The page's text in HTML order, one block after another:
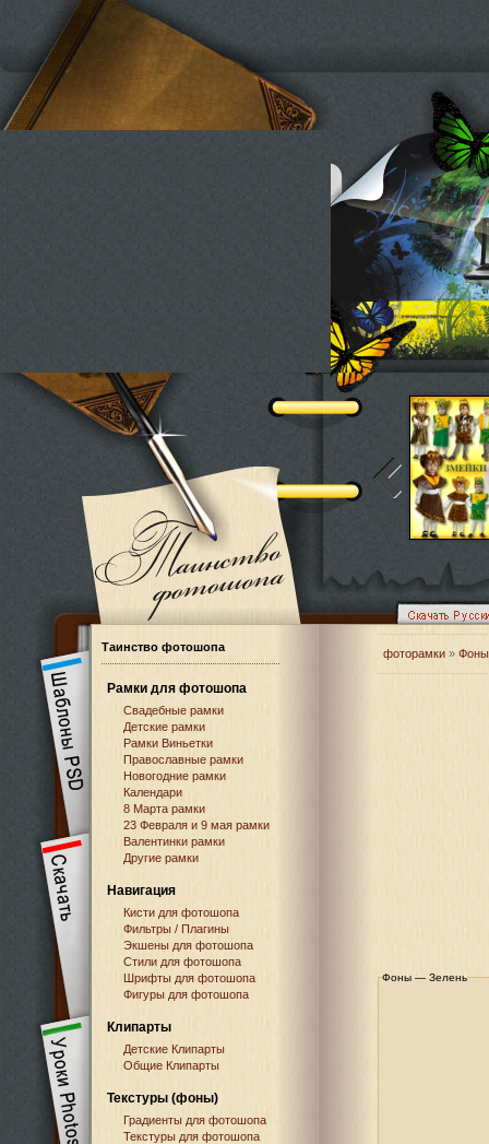
Таинство фотошопа
Рамки для фотошопа
Свадебные рамки
Детские рамки
Рамки Виньетки
Православные рамки
Новогодние рамки
Календари
8 Марта рамки
23 Февраля и 9 мая рамки
Валентинки рамки
Другие рамки
Навигация
Кисти для фотошопа
Фильтры / Плагины
Экшены для фотошопа
Стили для фотошопа
Шрифты для фотошопа
Фигуры для фотошопа
Клипарты
Детские Клипарты
Общие Клипарты
Текстуры (фоны)
Градиенты для фотошопа
Текстуры для фотошопа
фоторамки »
Фоны — Зелень